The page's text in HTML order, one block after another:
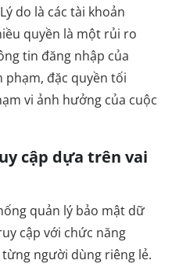
do là các tài khoản
quyền là một rủi ro
tin đăng nhập của
phạm, đặc quyền tối
vi ảnh hưởng của cuộc
cập dựa trên vai
quản lý bảo mật dữ
cập với chức năng
từng người dùng riêng lẻ.